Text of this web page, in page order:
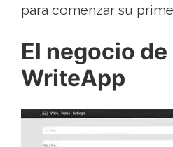
para comenzar su
El negocio
WriteApp